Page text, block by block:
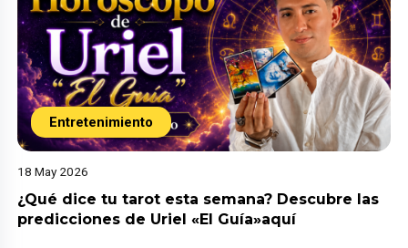
Entretenimiento
18 May 2026
¿Qué dice tu tarot esta semana? Descubre las
predicciones de Uriel «El Guía»aquí